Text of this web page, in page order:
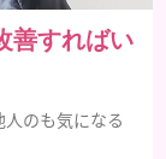
善すればい
のも気になる